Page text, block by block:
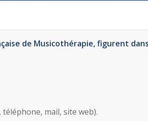
de Musicothérapie, figurent
mail, site web).